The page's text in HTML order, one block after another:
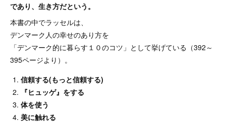
であり、生き方だという。
本書の中でラッセルは、
デンマーク人の幸せのあり方を
「デンマーク的に暮らす１０のコツ」として挙げている（392～
395ページより）。
信頼する(もっと信頼する)
『ヒュッゲ』をする
体を使う
美に触れる